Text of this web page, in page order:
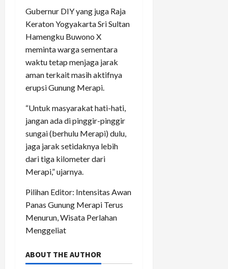
Gubernur DIY yang juga Raja
Keraton Yogyakarta Sri Sultan
Hamengku Buwono X
meminta warga sementara
waktu tetap menjaga jarak
aman terkait masih aktifnya
erupsi Gunung Merapi.
“Untuk masyarakat hati-hati,
jangan ada di pinggir-pinggir
sungai (berhulu Merapi) dulu,
jaga jarak setidaknya lebih
dari tiga kilometer dari
Merapi,” ujarnya.
Pilihan Editor: Intensitas Awan
Panas Gunung Merapi Terus
Menurun, Wisata Perlahan
Menggeliat
ABOUT THE AUTHOR